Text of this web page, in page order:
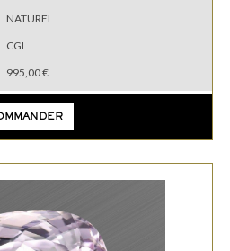
NATUREL
CGL
995,00 €